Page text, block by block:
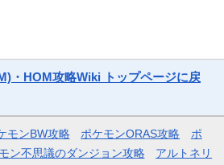
・HOM攻略Wiki トップページに戻
モンBW攻略 ポケモンORAS攻略
ポ
ン不思議のダンジョン攻略
アルトネリ